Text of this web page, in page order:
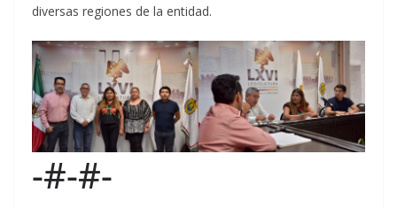
diversas regiones de la entidad.
-#-#-